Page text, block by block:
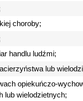
choroby;
handlu ludźmi;
lub
opiekuńczo-
lub wielodzietnych;